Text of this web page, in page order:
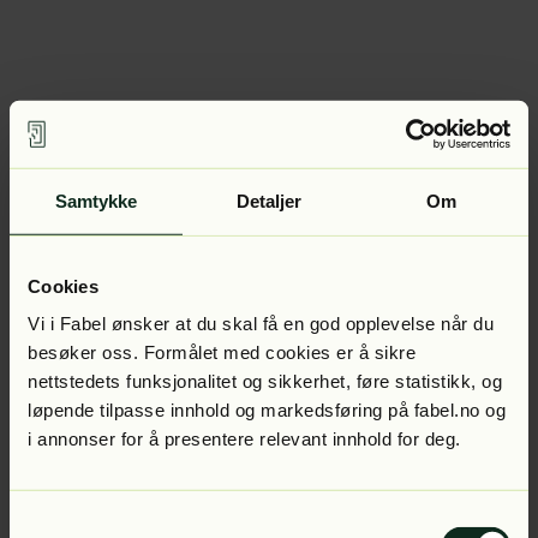
Samtykke Detaljer Om
Cookies
Vi i Fabel ønsker at du skal få en god opplevelse når du
besøker oss. Formålet med cookies er å sikre
nettstedets funksjonalitet og sikkerhet, føre statistikk, og
løpende tilpasse innhold og markedsføring på fabel.no og
i annonser for å presentere relevant innhold for deg.